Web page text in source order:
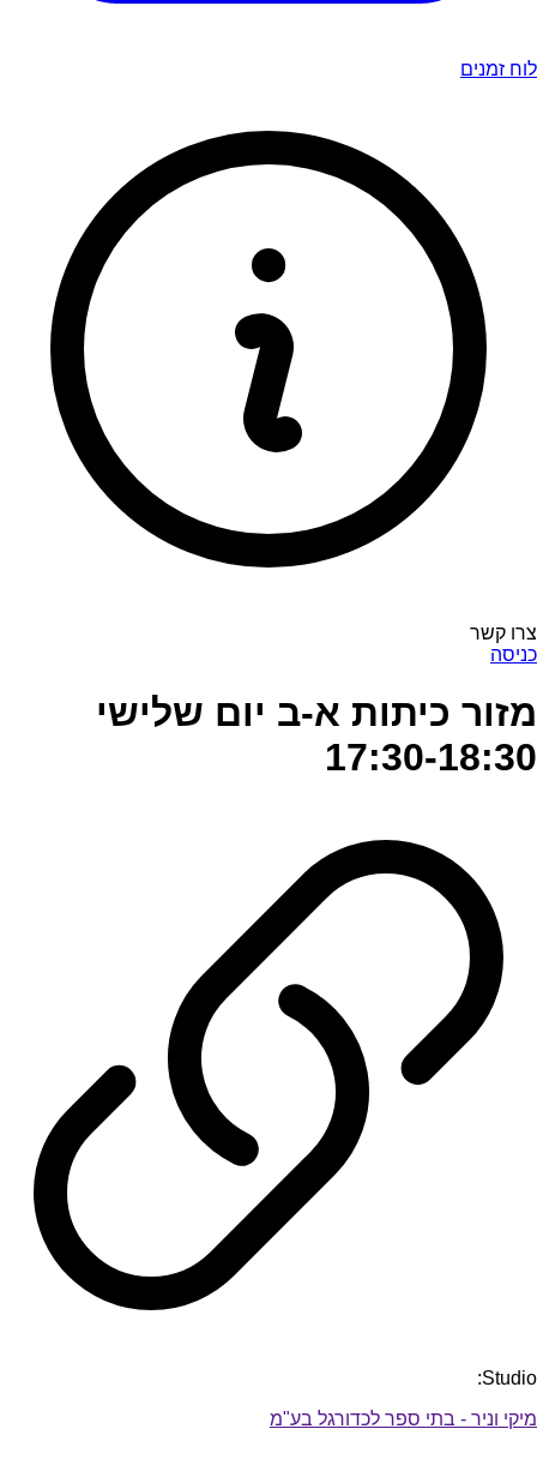
לוח זמנים
צרו קשר
כניסה
מזור כיתות א-ב יום שלישי
17:30-18:30
Studio:
מיקי וניר - בתי ספר לכדורגל בע"מ